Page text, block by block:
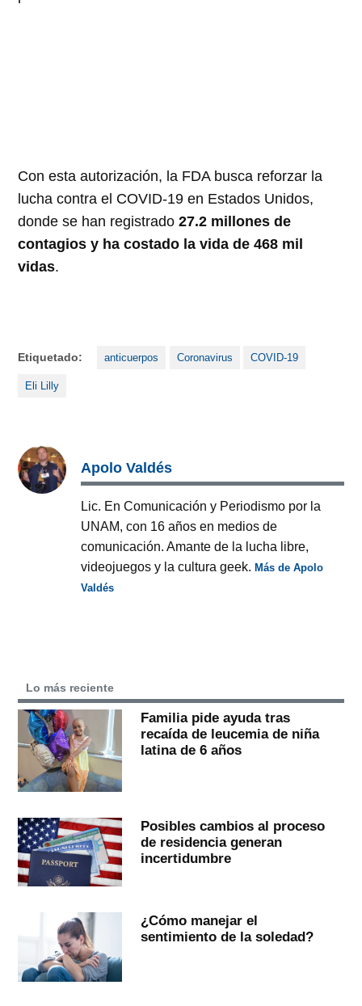
Con esta autorización, la FDA busca reforzar la
lucha contra el COVID-19 en Estados Unidos,
donde se han registrado27.2 millones de
contagios y ha costado la vida de 468 mil
vidas.
Etiquetado: anticuerpos Coronavirus COVID-19
Eli Lilly
Apolo Valdés
Lic. En Comunicación y Periodismo por la
UNAM, con 16 años en medios de
comunicación. Amante de la lucha libre,
videojuegos y la cultura geek.Más de Apolo
Valdés
Lo más reciente
Familia pide ayuda tras
recaída de leucemia de niña
latina de 6 años
Posibles cambios al proceso
de residencia generan
incertidumbre
¿Cómo manejar el
sentimiento de la soledad?